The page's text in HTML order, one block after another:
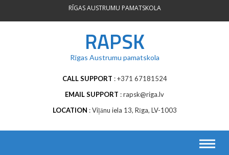
RĪGAS AUSTRUMU PAMATSKOLA
RAPSK
Rīgas Austrumu pamatskola
CALL SUPPORT
+371 67181524
EMAIL SUPPORT
rapsk@riga.lv
LOCATION
Viļānu iela 13, Rīga, LV-1003